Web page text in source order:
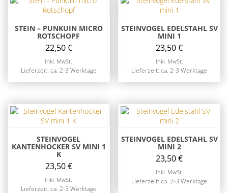
STEIN – PUNKUIN MICRO
ROTSCHOPF
22,50€
Inkl. MwSt.
Lieferzeit: ca. 2-3 Werktage
STEINVOGEL EDELSTAHL SV
MINI 1
23,50€
Inkl. MwSt.
Lieferzeit: ca. 2-3 Werktage
STEINVOGEL
KANTENHOCKER SV MINI 1
K
23,50€
Inkl. MwSt.
Lieferzeit: ca. 2-3 Werktage
STEINVOGEL EDELSTAHL SV
MINI 2
23,50€
Inkl. MwSt.
Lieferzeit: ca. 2-3 Werktage